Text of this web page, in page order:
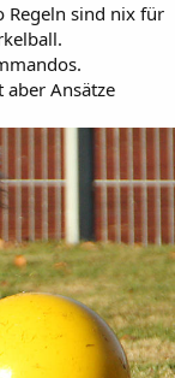
Regeln sind nix für
aber Ansätze